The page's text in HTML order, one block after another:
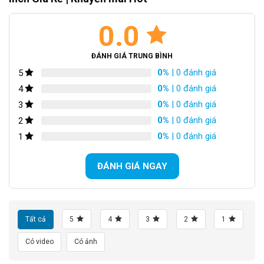
Khung sườn được cấu tạo từ hợp kim nhôm cao cấp
Bánh trước có rãnh nhẹ chống trơn trượt hiệu quả
Yên xe Giant chính hãng
làm từ chất liệu nhôm, ưu điểm là khá cứng cáp, kiểu dáng tay
lái thẳng làm tăng tính mạnh mẽ, thể thao của xe, giúp giảm mỏi
lưng cho người điều khiển
Bên cạnh đó còn có bộ đề Shimanogiúp chuyển đổi tốc độ khi
lái. Kết hợp với vị trí tay lái thẳng giúp khống chế và điều hướng
tốt, còn giúp bạn có thể vượt qua địa hình tốt hơn.
0.0
ĐÁNH GIÁ TRUNG BÌNH
5 0% | 0 đánh giá
4
0% | 0 đánh giá
3
0% | 0 đánh giá
2
0% | 0 đánh giá
1
0% | 0 đánh giá
ĐÁNH GIÁ NGAY
Tất cả 5 4 3 2 1
Có video Có ảnh